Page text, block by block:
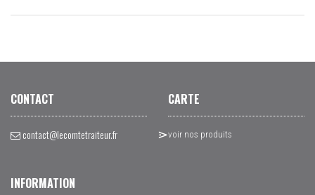
CONTACT
contact@lecomtetraiteur.fr
CARTE
voir nos produits
INFORMATION